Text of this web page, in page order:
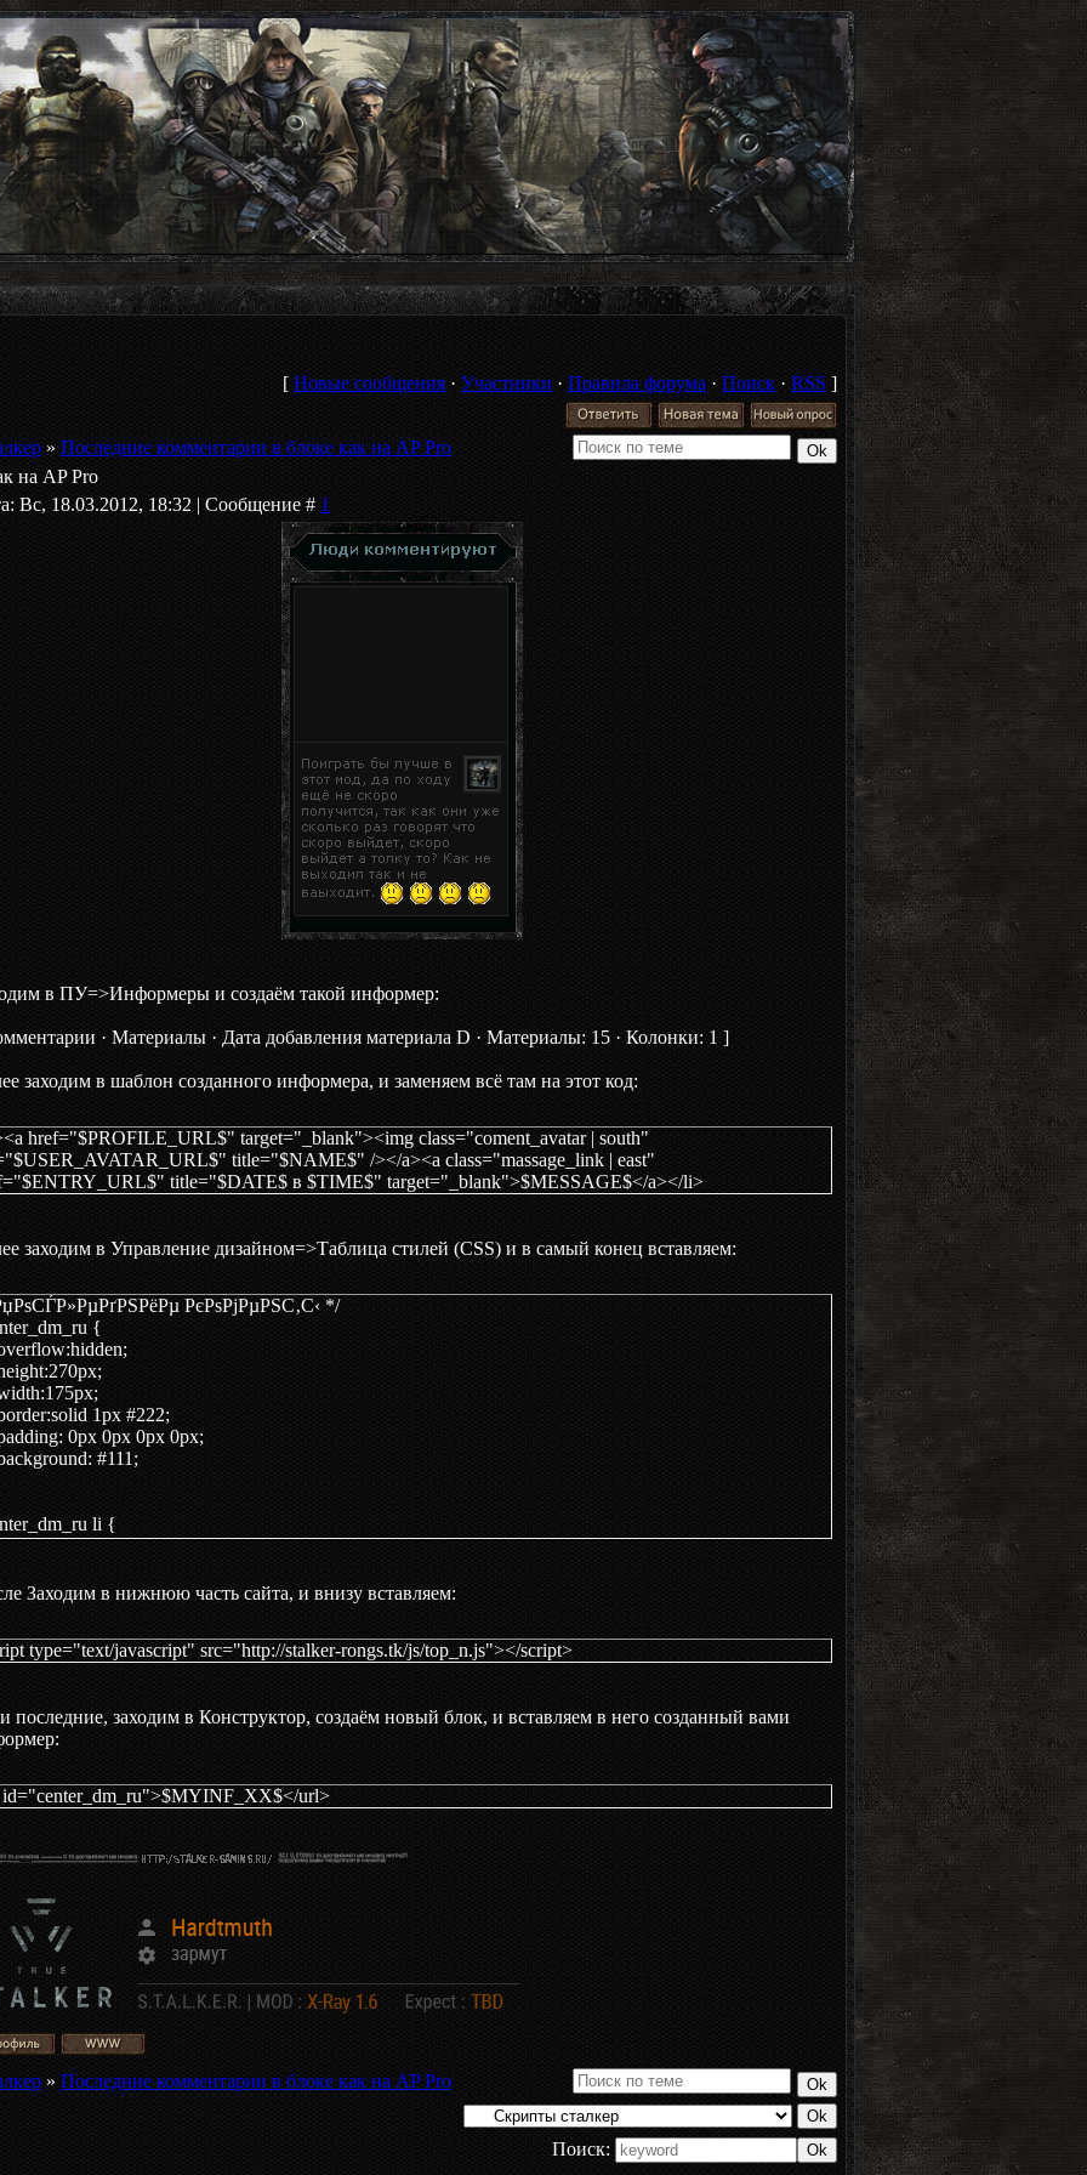
[ Новые сообщения · Участники · Правила форума · Поиск · RSS ]
» Последние комментарии в блоке как на AP Pro
на AP Pro
Вс, 18.03.2012, 18:32 | Сообщение # 1
в ПУ=>Информеры и создаём такой информер:
· Материалы · Дата добавления материала D · Материалы: 15 · Колонки: 1 ]
заходим в шаблон созданного информера, и заменяем всё там на этот код:
href="$PROFILE_URL$" target="_blank"><img class="coment_avatar | south"
title="$NAME$" /></a><a class="massage_link | east"
title="$DATE$ в $TIME$" target="_blank">$MESSAGE$</a></li>
заходим в Управление дизайном=>Таблица стилей (CSS) и в самый конец вставляем:
РєРѕРјРµРЅС‚С‹ */
{
1px #222;
0px 0px 0px 0px;
#111;
li {
style:none;
top: 1px solid #222;
10px 5px 10px 5px;
#333;
left: 5px;
solid #222;
{
decoration: none;
{
Заходим в нижнюю часть сайта, и внизу вставляем:
type="text/javascript" src="http://stalker-rongs.tk/js/top_n.js"></script>
последние, заходим в Конструктор, создаём новый блок, и вставляем в него созданный вами
url>
» Последние комментарии в блоке как на AP Pro
Поиск: